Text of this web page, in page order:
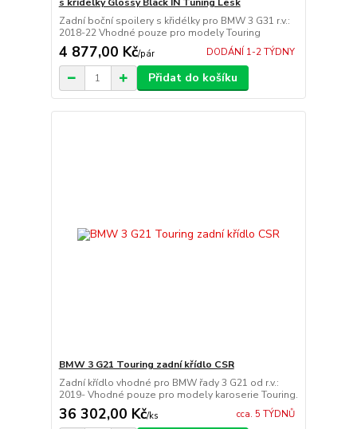
Zadní boční spoilery s křidélky pro BMW 3 G31 r.v.:
2018-22 Vhodné pouze pro modely Touring
4 877,00 Kč/pár DODÁNÍ 1-2 TÝDNY
Přidat do košíku
BMW 3 G21 Touring zadní křídlo CSR
Zadní křídlo vhodné pro BMW řady 3 G21 od r.v.:
2019- Vhodné pouze pro modely karoserie Touring.
36 302,00 Kč/ks cca. 5 TÝDNŮ